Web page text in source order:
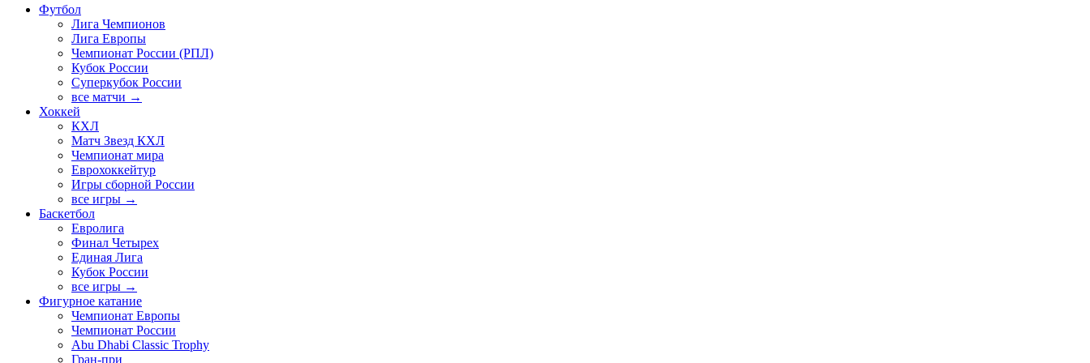
Футбол
Лига Чемпионов
Лига Европы
Чемпионат России (РПЛ)
Кубок России
Суперкубок России
все матчи →
Хоккей
КХЛ
Матч Звезд КХЛ
Чемпионат мира
Еврохоккейтур
Игры сборной России
все игры →
Баскетбол
Евролига
Финал Четырех
Единая Лига
Кубок России
все игры →
Фигурное катание
Чемпионат Европы
Чемпионат России
Abu Dhabi Classic Trophy
Гран-при